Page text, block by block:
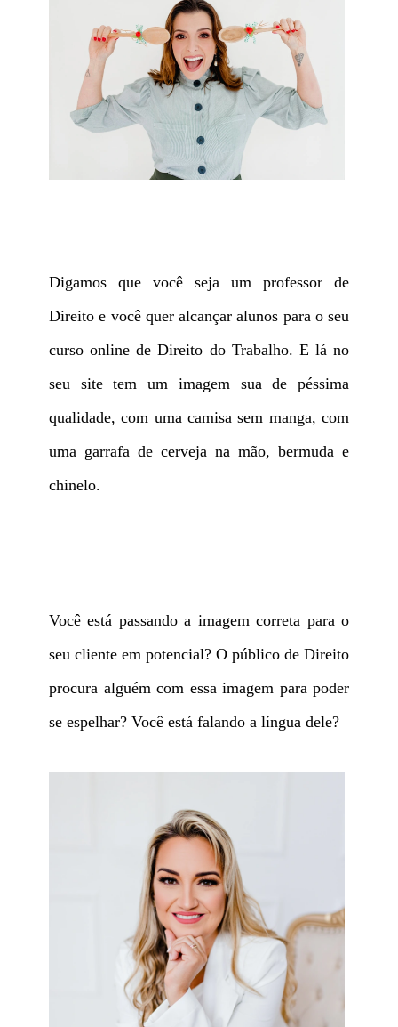
Digamos que você seja um professor de
Direito e você quer alcançar alunos para o seu
curso online de Direito do Trabalho. E lá no
seu site tem um imagem sua de péssima
qualidade, com uma camisa sem manga, com
uma garrafa de cerveja na mão, bermuda e
chinelo.
Você está passando a imagem correta para o
seu cliente em potencial? O público de Direito
procura alguém com essa imagem para poder
se espelhar? Você está falando a língua dele?